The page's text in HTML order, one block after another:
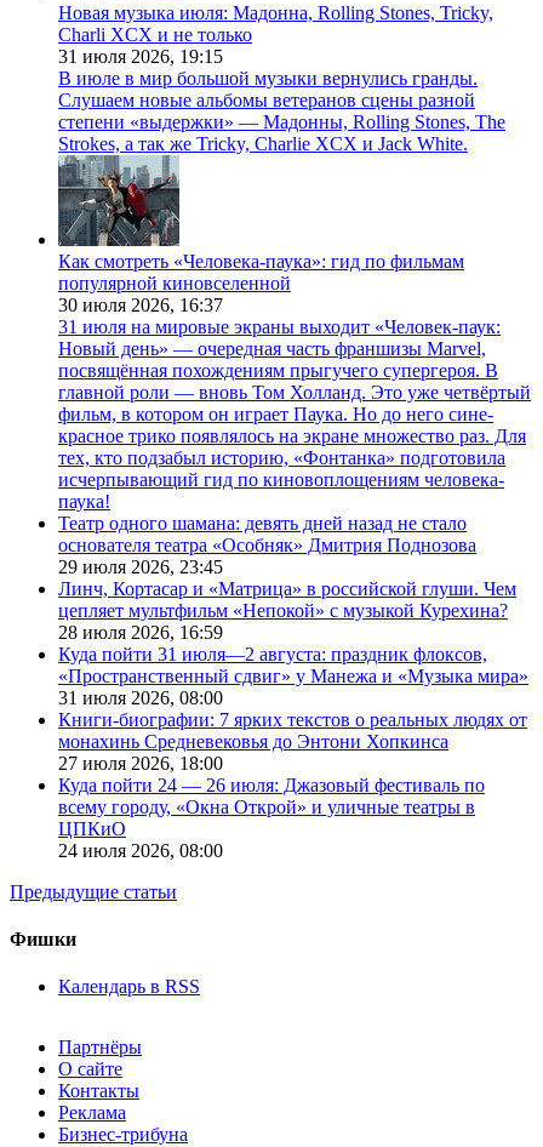
Новая музыка июля: Мадонна, Rolling Stones, Tricky,
Charli XCX и не только
31 июля 2026, 19:15
В июле в мир большой музыки вернулись гранды.
Слушаем новые альбомы ветеранов сцены разной
степени «выдержки» — Мадонны, Rolling Stones, The
Strokes, а так же Tricky, Charlie XCX и Jack White.
Как смотреть «Человека-паука»: гид по фильмам
популярной киновселенной
30 июля 2026, 16:37
31 июля на мировые экраны выходит «Человек-паук:
Новый день» — очередная часть франшизы Marvel,
посвящённая похождениям прыгучего супергероя. В
главной роли — вновь Том Холланд. Это уже четвёртый
фильм, в котором он играет Паука. Но до него сине-
красное трико появлялось на экране множество раз. Для
тех, кто подзабыл историю, «Фонтанка» подготовила
исчерпывающий гид по киновоплощениям человека-
паука!
Театр одного шамана: девять дней назад не стало
основателя театра «Особняк» Дмитрия Поднозова
29 июля 2026, 23:45
Линч, Кортасар и «Матрица» в российской глуши. Чем
цепляет мультфильм «Непокой» с музыкой Курехина?
28 июля 2026, 16:59
Куда пойти 31 июля—2 августа: праздник флоксов,
«Пространственный сдвиг» у Манежа и «Музыка мира»
31 июля 2026, 08:00
Книги-биографии: 7 ярких текстов о реальных людях от
монахинь Средневековья до Энтони Хопкинса
27 июля 2026, 18:00
Куда пойти 24 — 26 июля: Джазовый фестиваль по
всему городу, «Окна Открой» и уличные театры в
ЦПКиО
24 июля 2026, 08:00
Предыдущие статьи
Фишки
Календарь в RSS
Партнёры
О сайте
Контакты
Реклама
Бизнес-трибуна